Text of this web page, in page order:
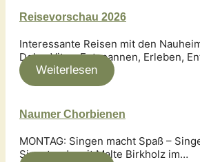
Reisevorschau 2026
Interessante Reisen mit den
Dolce Vita – Entspannen, Erleben,
Weiterlesen
Naumer Chorbienen
MONTAG: Singen macht Spaß –
Singstunde mit Malte Birkholz im…